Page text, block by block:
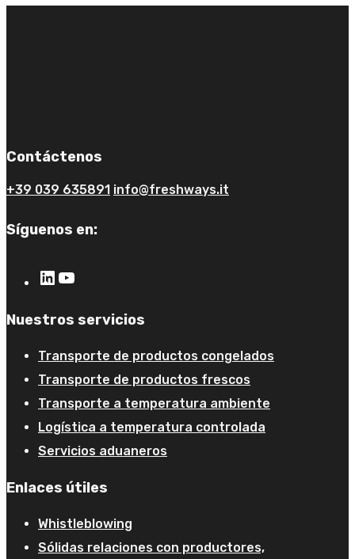
Contáctenos
+39 039 635891 info@freshways.it
Síguenos en:
Nuestros servicios
Transporte de productos congelados
Transporte de productos frescos
Transporte a temperatura ambiente
Logística a temperatura controlada
Servicios aduaneros
Enlaces útiles
Whistleblowing
Sólidas relaciones con productores,